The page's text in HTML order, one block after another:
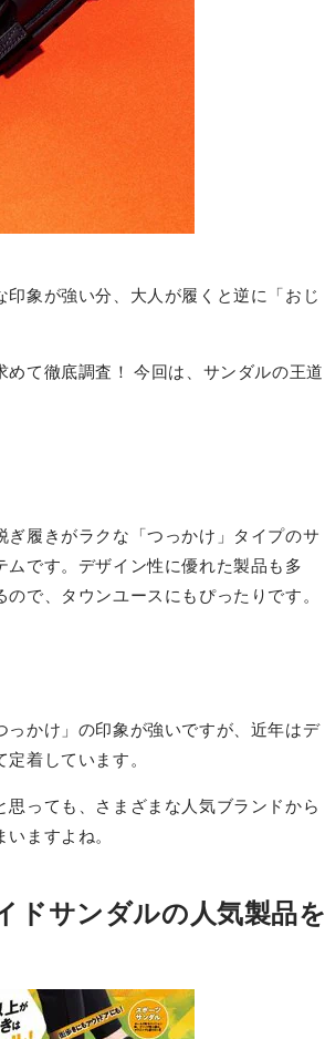
印象が強い分、大人が履くと逆に「おじ
て徹底調査！ 今回は、サンダルの王道
履きがラクな「つっかけ」タイプのサ
です。デザイン性に優れた製品も多
で、タウンユースにもぴったりです。
かけ」の印象が強いですが、近年はデ
着しています。
っても、さまざまな人気ブランドから
ますよね。
ドサンダルの人気製品を